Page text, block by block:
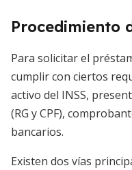
Procedimiento
Para solicitar el
cumplir con ciertos
activo del INSS,
(RG y CPF),
bancarios.
Existen dos vías